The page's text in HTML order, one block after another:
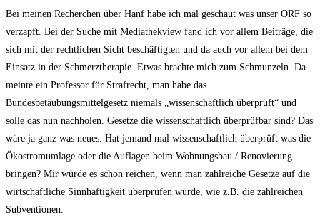
Bei meinen Recherchen über Hanf habe ich mal geschaut was unser ORF so
verzapft. Bei der Suche mit Mediathekview fand ich vor allem Beiträge, die
sich mit der rechtlichen Sicht beschäftigten und da auch vor allem bei dem
Einsatz in der Schmerztherapie. Etwas brachte mich zum Schmunzeln. Da
meinte ein Professor für Strafrecht, man habe das
Bundesbetäubungsmittelgesetz niemals „wissenschaftlich überprüft“ und
solle das nun nachholen. Gesetze die wissenschaftlich überprüfbar sind? Das
wäre ja ganz was neues. Hat jemand mal wissenschaftlich überprüft was die
Ökostromumlage oder die Auflagen beim Wohnungsbau / Renovierung
bringen? Mir würde es schon reichen, wenn man zahlreiche Gesetze auf die
wirtschaftliche Sinnhaftigkeit überprüfen würde, wie z.B. die zahlreichen
Subventionen.